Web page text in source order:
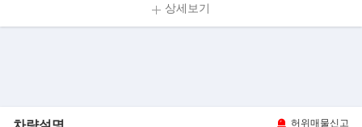
상세보기
허위매물신고